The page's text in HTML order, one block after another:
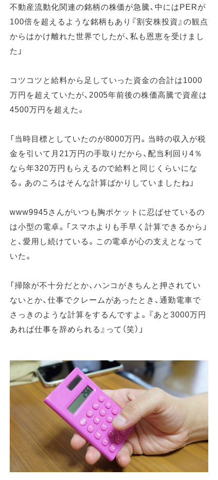
不動産流動化関連の銘柄の株価が急騰、中にはPERが
100倍を超えるような銘柄もあり『割安株投資』の観点
からはかけ離れた世界でしたが、私も恩恵を受けまし
た」
コツコツと給料から足していった資金の合計は1000
万円を超えていたが、2005年前後の株価高騰で資産は
4500万円を超えた。
「当時目標としていたのが8000万円。当時の収入が税
金を引いて月21万円の手取りだから、配当利回り4％
なら年320万円もらえるので給料と同じくらいにな
る。あのころはそんな計算ばかりしていましたね」
www9945さんがいつも胸ポケットに忍ばせているの
は小型の電卓。「スマホよりも手早く計算できるから」
と、愛用し続けている。この電卓が心の支えとなって
いた。
「掃除が不十分だとか、ハンコがきちんと押されてい
ないとか、仕事でクレームがあったとき、通勤電車で
さっきのような計算をするんですよ。『あと3000万円
あれば仕事を辞められる』って（笑）」